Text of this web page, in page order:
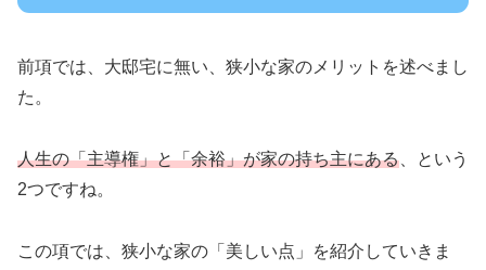
前項では、大邸宅に無い、狭小な家のメリットを述べまし
た。
人生の「主導権」と「余裕」が家の持ち主にある 、という
2つですね。
この項では、狭小な家の「美しい点」を紹介していきま